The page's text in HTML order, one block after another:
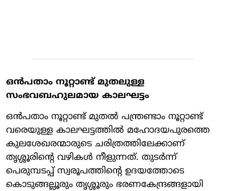
ഒൻപതാം നൂറ്റാണ്ട് മുതലുള്ള
സംഭവബഹുലമായ കാലഘട്ടം
ഒൻപതാം നൂറ്റാണ്ട് മുതൽ പന്ത്രണ്ടാം നൂറ്റാണ്ട്
വരെയുള്ള കാലഘട്ടത്തിൽ മഹോദയപുരത്തെ
കുലശേഖരന്മാരുടെ ചരിത്രത്തിലേക്കാണ്
തൃശ്ശൂരിന്റെ വഴികൾ നീളുന്നത്. തുടർന്ന്
പെരുമ്പടപ്പ് സ്വരൂപത്തിന്റെ ഉദയത്തോടെ
കൊടുങ്ങല്ലൂരും തൃശ്ശൂരും ഭരണകേന്ദ്രങ്ങളായി